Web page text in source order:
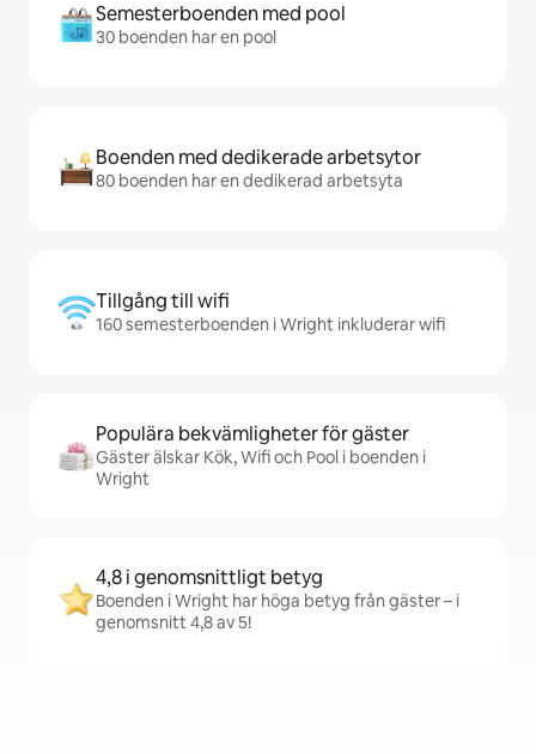
Semesterboenden med pool
30 boenden har en pool
Boenden med dedikerade arbetsytor
80 boenden har en dedikerad arbetsyta
Tillgång till wifi
160 semesterboenden i Wright inkluderar wifi
Populära bekvämligheter för gäster
Gäster älskar Kök, Wifi och Pool i boenden i
Wright
4,8 i genomsnittligt betyg
Boenden i Wright har höga betyg från gäster – i
genomsnitt 4,8 av 5!